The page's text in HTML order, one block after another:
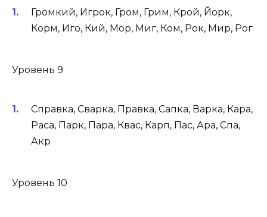
Громкий, Игрок, Гром, Грим, Крой, Йорк,
Корм, Иго, Кий, Мор, Миг, Ком, Рок, Мир, Рог
Уровень 9
Справка, Сварка, Правка, Сапка, Варка, Кара,
Раса, Парк, Пара, Квас, Карп, Пас, Ара, Спа,
Акр
Уровень 10